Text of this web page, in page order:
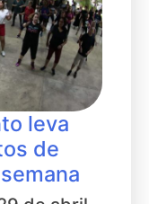
leva
de